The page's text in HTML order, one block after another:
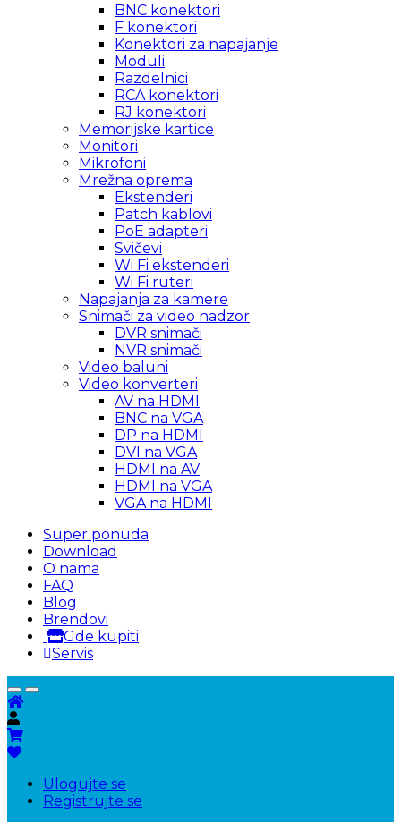
BNC konektori
F konektori
Konektori za napajanje
Moduli
Razdelnici
RCA konektori
RJ konektori
Memorijske kartice
Monitori
Mikrofoni
Mrežna oprema
Ekstenderi
Patch kablovi
PoE adapteri
Svičevi
Wi Fi ekstenderi
Wi Fi ruteri
Napajanja za kamere
Snimači za video nadzor
DVR snimači
NVR snimači
Video baluni
Video konverteri
AV na HDMI
BNC na VGA
DP na HDMI
DVI na VGA
HDMI na AV
HDMI na VGA
VGA na HDMI
Super ponuda
Download
O nama
FAQ
Blog
Brendovi
Gde kupiti
Servis
Ulogujte se
Registrujte se